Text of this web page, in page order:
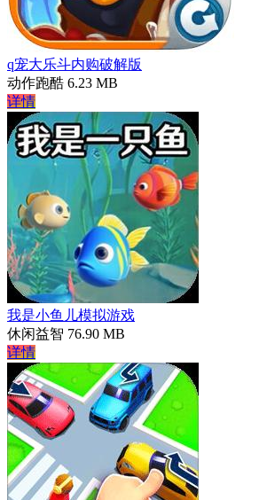
q宠大乐斗内购破解版
动作跑酷 6.23 MB
详情
我是小鱼儿模拟游戏
休闲益智 76.90 MB
详情